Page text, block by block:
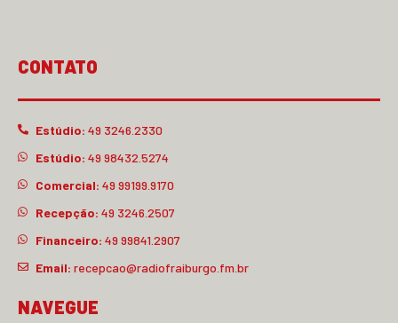
CONTATO
Estúdio: 49 3246.2330
Estúdio: 49 98432.5274
Comercial: 49 99199.9170
Recepção: 49 3246.2507
Financeiro: 49 99841.2907
Email: recepcao@radiofraiburgo.fm.br
NAVEGUE